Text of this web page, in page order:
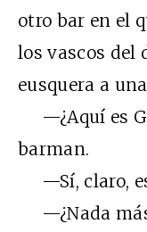
otro bar en el
los vascos del
eusquera a
—¿Aquí es
barman.
—Sí, claro,
—¿Nada más